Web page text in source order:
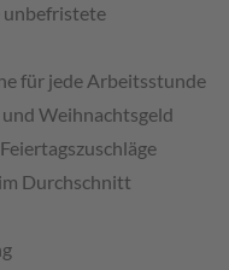
unbefristete
für jede Arbeitsstunde
und Weihnachtsgeld
Durchschnitt